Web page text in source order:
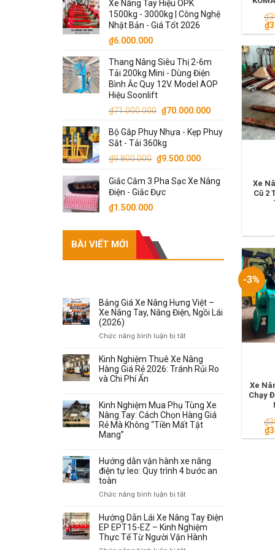
Xe Nâng Tay Hiệu OPK
1500kg - 3000kg | Công Nghệ
Nhật Bản - Giá Tốt 2026
₫6.000.000
Thang Nâng Siêu Thị 2-6m
Tải 200kg Mini - Dùng Điện
Bình Ắc Quy 12V. Model AOP
Hiệu Soonlift
₫71.000.000 Giá
là:
₫71.000.000.
₫70.000.000Giá
tại
Bộ Gắp Phuy Nhựa - Kẹp Phuy
Sắt - Tải 360kg
₫9.800.000 Giá
là:
₫9.800.000.
₫9.500.000Giá
tại
Giắc Cắm 3 Pha Sạc Xe Nâng
Điện - Giắc Đực
₫1.500.000
BÀI VIẾT MỚI
Bảng Giá Xe Nâng Hưng Việt –
Xe Nâng Tay, Nâng Điện, Ngồi Lái
(2026)
Chức năng bình luận bị tắt
Giá
Xe
–
Xe
Nâng
Điện,
Ngồi
Kinh Nghiệm Thuê Xe Nâng
Hàng Giá Rẻ 2026: Tránh Rủi Ro
và Chi Phí Ẩn
Kinh Nghiệm Mua Phụ Tùng Xe
Nâng Tay: Cách Chọn Hàng Giá
Rẻ Mà Không “Tiền Mất Tật
Mang”
Hướng dẫn vận hành xe nâng
điện tự leo: Quy trình 4 bước an
toàn
Chức năng bình luận bị tắt
dẫn
vận
hành
Hướng Dẫn Lái Xe Nâng Tay Điện
EP EPT15-EZ – Kinh Nghiệm
Thực Tế Từ Người Vận Hành
₫
₫
Xe
Cũ 2
-3%
Xe
Chạy
₫
₫